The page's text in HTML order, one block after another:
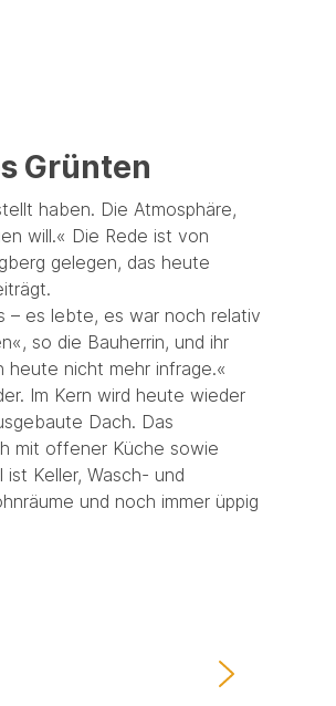
Grünten
haben. Die Atmosphäre,
will.« Die Rede ist von
gelegen, das heute
– es lebte, es war noch relativ
so die Bauherrin, und ihr
heute nicht mehr infrage.«
Im Kern wird heute wieder
Dach. Das
mit offener Küche sowie
Keller, Wasch- und
und noch immer üppig